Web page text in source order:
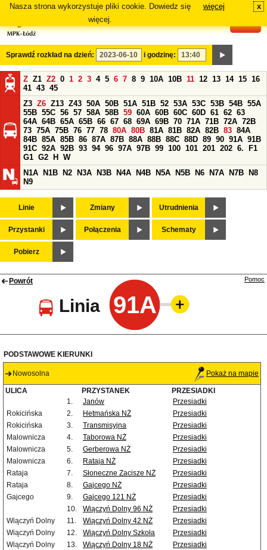
Nasza strona wykorzystuje pliki cookie. Dowiedz się
więcej.
więcej x
Sprawdź rozkład na dzień: i godzinę:
Z Z1 Z2 0 1 2 3 4 5 6 7 8 9 10A 10B 11 12 13 14 15 16
41 43 45
Z3 Z6 Z13 Z43 50A 50B 51A 51B 52 53A 53C 53B 54B 55A
55B 55C 56 57 58A 58B 59 60A 60B 60C 60D 61 62 63
64A 64B 65A 65B 66 67 68 69A 69B 70 71A 71B 72A 72B
73 75A 75B 76 77 78 80A 80B 81A 81B 82A 82B 83 84A
84B 85A 85B 86 87A 87B 88A 88B 88C 88D 89 90 91A 91B
91C 92A 92B 93 94 96 97A 97B 99 100 101 201 202 6.
F1
G1 G2 H
W
N1A
N1B N2 N3A N3B N4A N4B N5A N5B N6 N7A N7B
N8
N9
Linie Zmiany Utrudnienia
Przystanki Połączenia Schematy
Pobierz
Powrót
Linia 91A
Pomoc
PODSTAWOWE KIERUNKI
Nowosolna Pokaż na mapie
ULICA PRZYSTANEK
PRZESIADKI
1.
Janów
Przesiadki
Rokicińska
2. Hetmańska NŻ
Przesiadki
Rokicińska
3. Transmisyjna
Przesiadki
Malownicza
4. Taborowa NŻ
Przesiadki
Malownicza
5. Gerberowa NŻ
Przesiadki
Malownicza
6. Rataja NŻ
Przesiadki
Rataja
7. Słoneczne Zacisze NŻ
Przesiadki
Rataja
8. Gajcego NŻ
Przesiadki
Gajcego
9. Gajcego 121 NŻ
Przesiadki
10.
Wiączyń Dolny 96 NŻ
Przesiadki
Wiączyń Dolny
11. Wiączyń Dolny 42 NŻ
Przesiadki
Wiączyń Dolny
12. Wiączyń Dolny Szkoła
Przesiadki
Wiączyń Dolny
13. Wiączyń Dolny 18 NŻ
Przesiadki